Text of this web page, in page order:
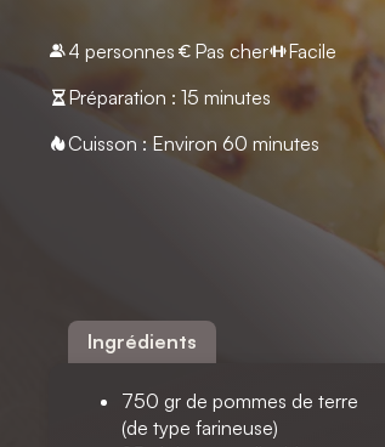
4 personnes Pas cher
Facile
Préparation : 15 minutes
Cuisson : Environ 60 minutes
Ingrédients
750 gr de pommes de terre
(de type farineuse)